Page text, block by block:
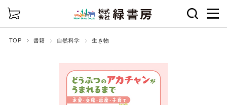
TOP 書籍 自然科学 生き物